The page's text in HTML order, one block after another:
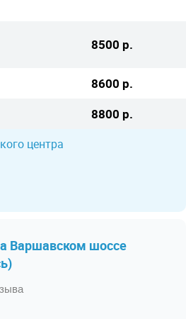
8500 р.
8600 р.
8800 р.
центра
Варшавском шоссе